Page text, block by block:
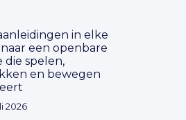
in elke
een openbare
die spelen,
en bewegen
2026